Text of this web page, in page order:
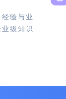
验与业
级知识